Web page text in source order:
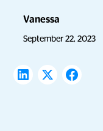
Vanessa
September 22, 2023